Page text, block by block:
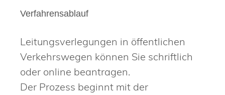
Verfahrensablauf
Leitungsverlegungen in öffentlichen
Verkehrswegen können Sie schriftlich
oder online beantragen.
Der Prozess beginnt mit der